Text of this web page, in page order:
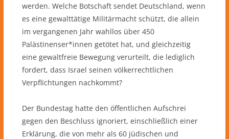
werden. Welche Botschaft sendet Deutschland, wenn
es eine gewalttätige Militärmacht schützt, die allein
im vergangenen Jahr wahllos über 450
Palästinenser*innen getötet hat, und gleichzeitig
eine gewaltfreie Bewegung verurteilt, die lediglich
fordert, dass Israel seinen völkerrechtlichen
Verpflichtungen nachkommt?
Der Bundestag hatte den öffentlichen Aufschrei
gegen den Beschluss ignoriert, einschließlich einer
Erklärung, die von mehr als 60 jüdischen und